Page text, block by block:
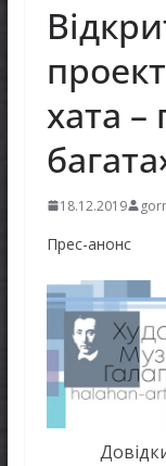
хата –
18.12.2019
Прес-анонс